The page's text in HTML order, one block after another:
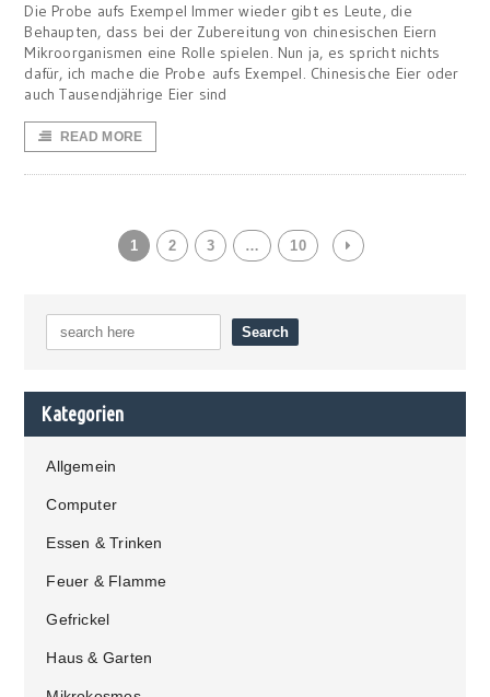
Die Probe aufs Exempel Immer wieder gibt es Leute, die
Behaupten, dass bei der Zubereitung von chinesischen Eiern
Mikroorganismen eine Rolle spielen. Nun ja, es spricht nichts
dafür, ich mache die Probe aufs Exempel. Chinesische Eier oder
auch Tausendjährige Eier sind
READ MORE
1 2 3 … 10
Kategorien
Allgemein
Computer
Essen & Trinken
Feuer & Flamme
Gefrickel
Haus & Garten